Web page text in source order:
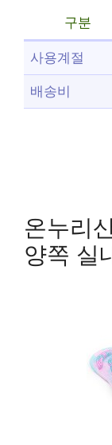
구분
사용계절
배송비
온누리
양쪽 실